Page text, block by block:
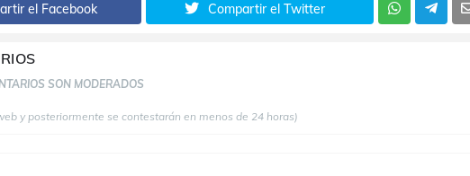
el Facebook Compartir el Twitter
SON MODERADOS
y posteriormente se contestarán en menos de 24 horas)